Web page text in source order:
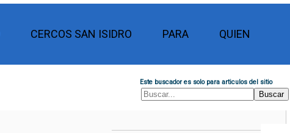
CERCOS SAN ISIDRO PARA QUIEN
Este buscador es solo para articulos del sitio